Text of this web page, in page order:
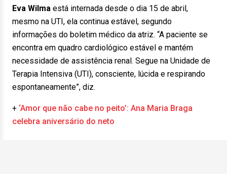
Eva Wilma está internada desde o dia 15 de abril,
mesmo na UTI, ela continua estável, segundo
informações do boletim médico da atriz. “A paciente se
encontra em quadro cardiológico estável e mantém
necessidade de assistência renal. Segue na Unidade de
Terapia Intensiva (UTI), consciente, lúcida e respirando
espontaneamente”, diz.
+ ‘Amor que não cabe no peito’: Ana Maria Braga
celebra aniversário do neto